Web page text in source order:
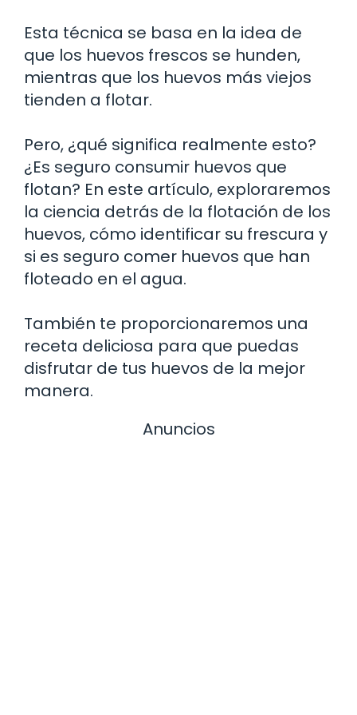
Esta técnica se basa en la idea de
que los huevos frescos se hunden,
mientras que los huevos más viejos
tienden a flotar.
Pero, ¿qué significa realmente esto?
¿Es seguro consumir huevos que
flotan? En este artículo, exploraremos
la ciencia detrás de la flotación de los
huevos, cómo identificar su frescura y
si es seguro comer huevos que han
floteado en el agua.
También te proporcionaremos una
receta deliciosa para que puedas
disfrutar de tus huevos de la mejor
manera.
Anuncios